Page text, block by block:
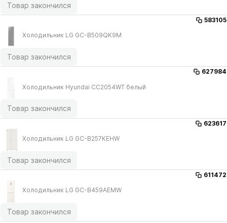
Товар закончился
583105
Холодильник LG GC-B509QK9M
Товар закончился
627984
Холодильник Hyundai CC2054WT белый
Товар закончился
623617
Холодильник LG GC-B257KEHW
Товар закончился
611472
Холодильник LG GC-B459AEMW
Товар закончился